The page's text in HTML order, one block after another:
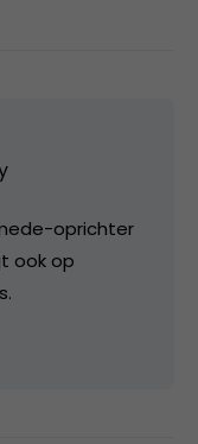
oprichter
ook op